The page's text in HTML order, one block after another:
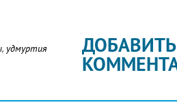
, удмуртия ДОБАВИТЬ